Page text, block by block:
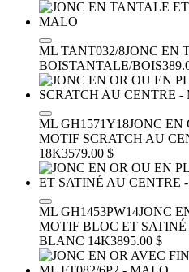
ML TANT032/8JONC EN
BOISTANTALE/BOIS
ML GH1571Y18JONC EN
MOTIF SCRATCH AU
18K3579.00 $
ML GH1453PW14JONC
MOTIF BLOC ET
BLANC 14K3895.00 $